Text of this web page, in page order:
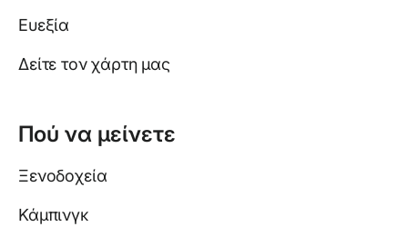
Ευεξία
Δείτε τον χάρτη μας
Πού να μείνετε
Ξενοδοχεία
Κάμπινγκ